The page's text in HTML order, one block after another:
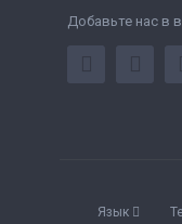
Добавьте нас в
Язык